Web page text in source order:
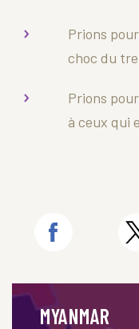
Prions
choc du
Prions
à ceux qui
MYANMAR